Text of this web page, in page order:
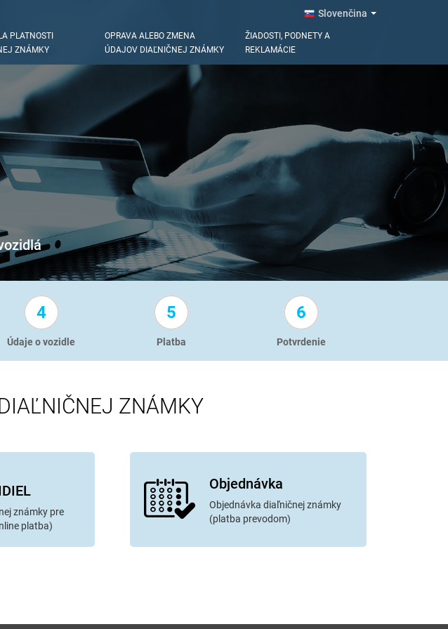
PLATNOSTI
ZNÁMKY
OPRAVA ALEBO ZMENA
ÚDAJOV DIAĽNIČNEJ ZNÁMKY
ŽIADOSTI, PODNETY A
REKLAMÁCIE
4
Údaje o vozidle
5
Platba
6
Potvrdenie
ZNÁMKY
známky pre
platba)
Objednávka
Objednávka diaľničnej známky
(platba prevodom)